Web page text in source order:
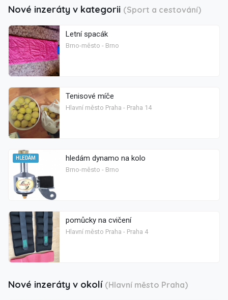
Nové inzeráty v kategorii (Sport a cestování)
Letní spacák
Brno-město - Brno
Tenisové míče
Hlavní město Praha - Praha 14
HLEDÁM hledám dynamo na kolo
Brno-město - Brno
pomůcky na cvičení
Hlavní město Praha - Praha 4
Nové inzeráty v okolí (Hlavní město Praha)